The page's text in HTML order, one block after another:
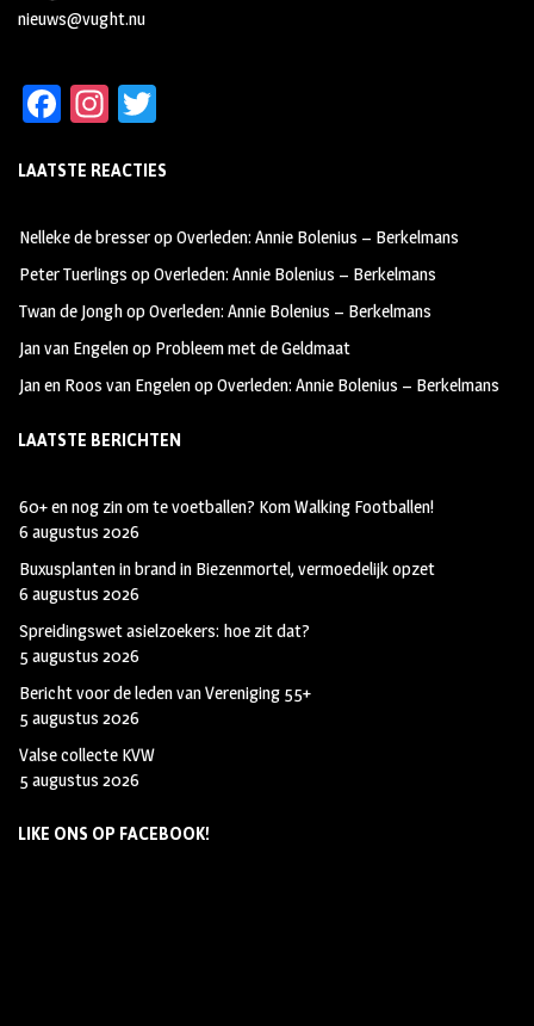
nieuws@vught.nu
Fa
b
oo
k
In
ag
m
tt
LAATSTE REACTIES
Nelleke de bresseropOverleden: Annie Bolenius – Berkelmans
Peter Tuerlings opOverleden: Annie Bolenius – Berkelmans
Twan de JonghopOverleden: Annie Bolenius – Berkelmans
Jan van Engelenop Probleem met de Geldmaat
Jan en Roos van EngelenopOverleden: Annie Bolenius – Berkelmans
LAATSTE BERICHTEN
60+ en nog zin om te voetballen? Kom Walking Footballen!
6 augustus 2026
Buxusplanten in brand in Biezenmortel, vermoedelijk opzet
6 augustus 2026
Spreidingswet asielzoekers: hoe zit dat?
5 augustus 2026
Bericht voor de leden van Vereniging 55+
5 augustus 2026
Valse collecte KVW
5 augustus 2026
LIKE ONS OP FACEBOOK!